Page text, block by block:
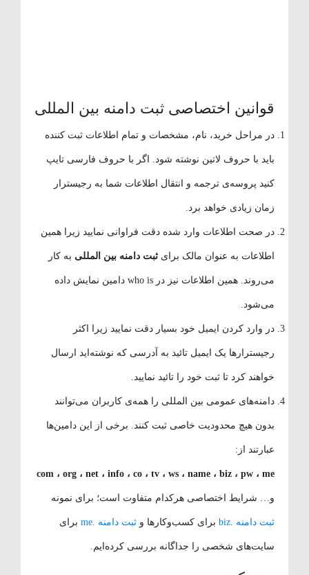
قوانین اختصاصی ثبت دامنه بین المللی
در مراحل خرید، نام، مشخصات و تمام اطلاعات ثبت کننده
باید با حروف لاتین نوشته شود. اگر با حروف فارسی تایپ
کنید پروسه‌ی ترجمه و انتقال اطلاعات شما به رجیسترار
زمان زیادی خواهد برد.
در صحت اطلاعات وارد شده دقت فراوانی نمایید زیرا همین
اطلاعات به عنوان مالک برای ثبت دامنه بین المللیبه کار
می‌روند. همین اطلاعات نیز در who is دامین نمایش داده
می‌شود.
در وارد کردن ایمیل خود بسیار دقت نمایید زیرا اکثر
رجیسترارها یک ایمیل تائید به آدرسی که نوشته‌اید ارسال
خواهند کرد تا ثبت خود را تائید نمایید.
دامنه‌های عمومی بین المللی را همه‌ی کاربران می‌توانند
بدون هیچ محدودیت خاصی ثبت کنند. برخی از این دامین‌ها
عبارتند از:
com ، org ، net ، info ، co ، tv ، ws ، name ، biz ، pw ، me
و… شرایط اختصاصی هرکدام متفاوت است؛ برای نمونه
ثبت دامنه .biz برای کسب‌وکارها و ثبت دامنه .me برای
سایت‌های شخصی را جداگانه بررسی کرده‌ایم.